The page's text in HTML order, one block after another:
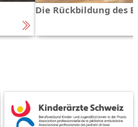
Die Rückbildung des